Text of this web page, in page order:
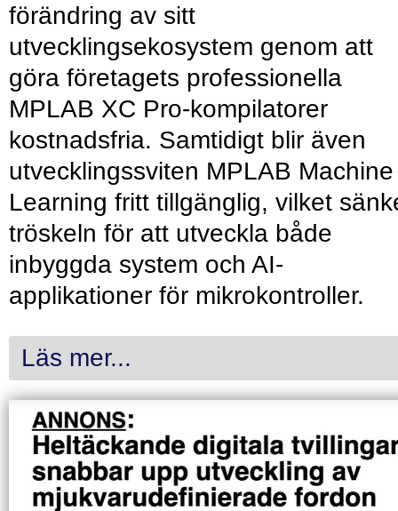
förändring av sitt
utvecklingsekosystem genom att
göra företagets professionella
MPLAB XC Pro-kompilatorer
kostnadsfria. Samtidigt blir även
utvecklingssviten MPLAB Machine
Learning fritt tillgänglig, vilket
tröskeln för att utveckla både
inbyggda system och AI-
applikationer för mikrokontroller.
Läs mer...